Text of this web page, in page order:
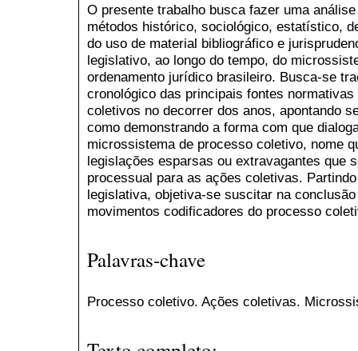
O presente trabalho busca fazer uma
métodos histórico, sociológico, estatístico,
do uso de material bibliográfico e
legislativo, ao longo do tempo, do
ordenamento jurídico brasileiro. Busca-se
cronológico das principais fontes
coletivos no decorrer dos anos, apontando
como demonstrando a forma com que
microssistema de processo coletivo, nome
legislações esparsas ou extravagantes que
processual para as ações coletivas.
legislativa, objetiva-se suscitar na
movimentos codificadores do processo
Palavras-chave
Processo coletivo. Ações coletivas.